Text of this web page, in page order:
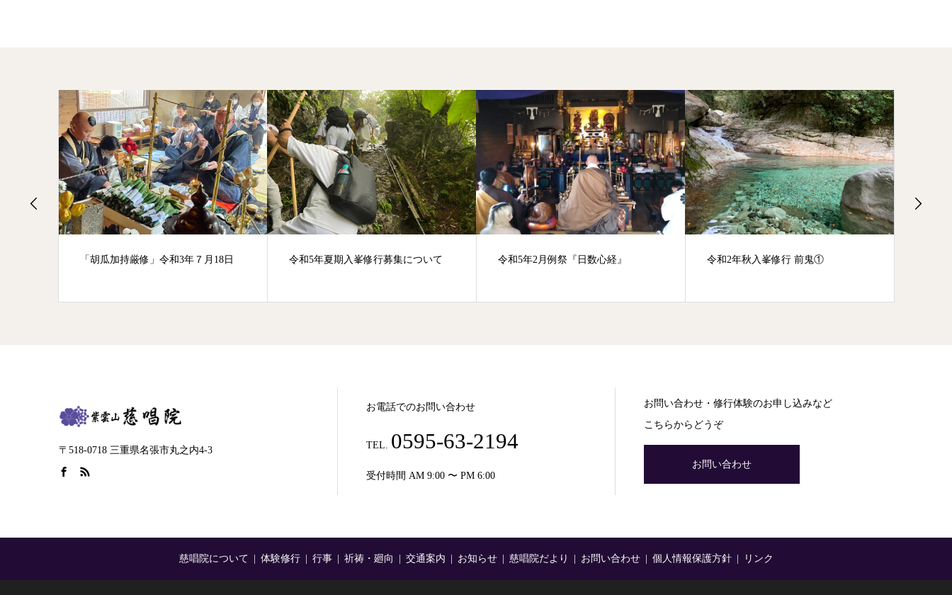
「胡瓜加持厳修」令和3年７月18日 令和5年夏期入峯修行募集について 令和5年2月例祭『日数心経』 令和2年秋入峯修行 前鬼①
〒518-0718 三重県名張市丸之内4-3
お電話でのお問い合わせ
TEL. 0595-63-2194
受付時間 AM 9:00 〜 PM 6:00
お問い合わせ・修行体験のお申し込みなど
こちらからどうぞ
お問い合わせ
慈唱院について 体験修行 行事 祈祷・廻向 交通案内 お知らせ 慈唱院だより お問い合わせ 個人情報保護方針 リンク